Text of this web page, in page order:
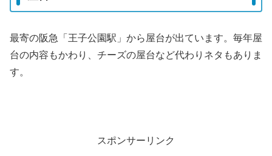
最寄の阪急「王子公園駅」から屋台が出ています。毎年屋
台の内容もかわり、チーズの屋台など代わりネタもありま
す。
スポンサーリンク